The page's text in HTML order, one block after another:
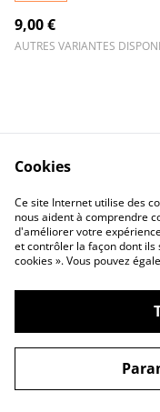
9,00 €
AUTRES VARIANTES
Nous
Privacy
©2026CHEZ
Cookies
Ce site Internet utilise des
nous aident à comprendre
d'améliorer votre
et contrôler la façon dont ils
cookies ». Vous pouvez